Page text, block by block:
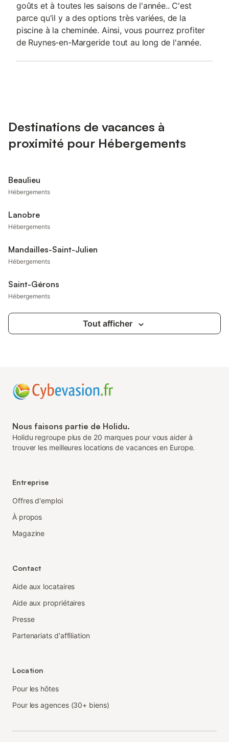
goûts et à toutes les saisons de l'année.. C'est
parce qu'il y a des options très variées, de la
piscine à la cheminée. Ainsi, vous pourrez profiter
de Ruynes-en-Margeride tout au long de l'année.
Destinations de vacances à
proximité pour Hébergements
Beaulieu
Hébergements
Lanobre
Hébergements
Mandailles-Saint-Julien
Hébergements
Saint-Gérons
Hébergements
Tout afficher
Nous faisons partie de Holidu.
Holidu regroupe plus de 20 marques pour vous aider à
trouver les meilleures locations de vacances en Europe.
Entreprise
Offres d'emploi
À propos
Magazine
Contact
Aide aux locataires
Aide aux propriétaires
Presse
Partenariats d'affiliation
Location
Pour les hôtes
Pour les agences (30+ biens)